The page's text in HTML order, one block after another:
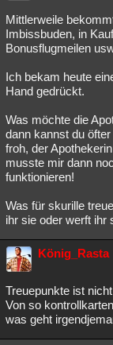
Spiritualität
Natur Umfragen
weitere Rubriken
Philosophie
Astronomie
Musik Clash
Übersichten
Besucht
Lesenswert
Mittlerweile
Imbissbuden, in
Bonusflugmeilen
Ich bekam heute
Hand gedrückt.
Was möchte die
dann kannst du
froh, der
musste mir dann
funktionieren!
Was für skurille
ihr sie oder werft ihr
König_Rasta
Treuepunkte ist
Von so
was geht